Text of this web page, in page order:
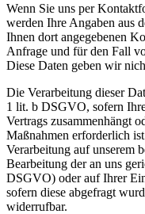
Wenn Sie uns per
werden Ihre Angaben aus
Ihnen dort angegebenen
Anfrage und für den Fall
Diese Daten geben wir
Die Verarbeitung dieser
1 lit. b DSGVO, sofern
Vertrags zusammenhängt
Maßnahmen erforderlich
Verarbeitung auf unserem
Bearbeitung der an uns
DSGVO) oder auf Ihrer
sofern diese abgefragt
widerrufbar.